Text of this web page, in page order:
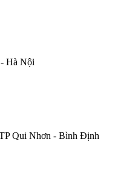
Hà Nội
Qui Nhơn - Bình Định